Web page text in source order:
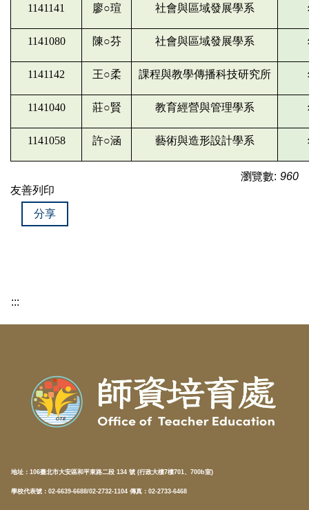
1141141 廖○瑄 社會與區域發展學系
1141080 陳○芬 社會與區域發展學系
1141142 王○柔 課程與教學傳播科技研究所
1141040 莊○賢 教育經營與管理學系
1141058 許○涵 藝術與造形設計學系
瀏覽數: 960
友善列印
分享
:::
地址： 106臺北市大安區和平東路二段 134 號 (行政大樓7樓701、700b室)
學校代表號：02-6639-6688/02-2732-1104 傳真：02-2733-6468